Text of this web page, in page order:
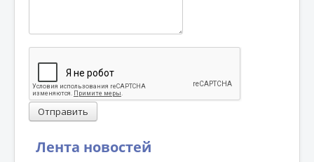
Лента новостей
Отправить